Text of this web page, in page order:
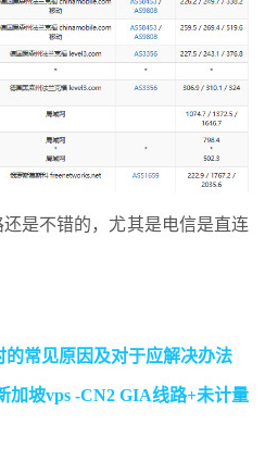
是不错的，尤其是电信是直连
的常见原因及对于应解决办法
加坡vps -CN2 GIA线路+未计量